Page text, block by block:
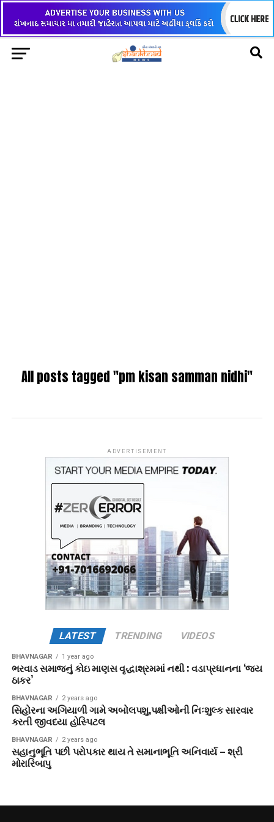
All posts tagged "pm kisan samman nidhi"
ADVERTISEMENT
LATEST TRENDING VIDEOS
BHAVNAGAR 1 year ago
ભરવાડ સમાજનું કોઇ માણસ વૃદ્ધાશ્રમમાં નથી : વડાપ્રધાનના ‘જય
ઠાકર’
BHAVNAGAR 2 years ago
સિહોરના અગિયાળી ગામે અબોલપશુ,પક્ષીઓની નિઃશુલ્ક સારવાર
કરતી જીવદયા હોસ્પિટલ
BHAVNAGAR 2 years ago
સહાનુભૂતિ પછી પરોપકાર થાય તે સમાનાભૂતિ અનિવાર્ય – શ્રી
મોરારિબાપુ